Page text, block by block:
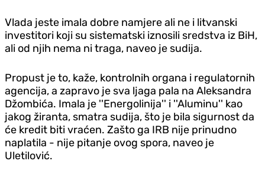
Vlada jeste imala dobre namjere ali ne i litvanski
investitori koji su sistematski iznosili sredstva iz BiH,
ali od njih nema ni traga, naveo je sudija.
Propust je to, kaže, kontrolnih organa i regulatornih
agencija, a zapravo je sva ljaga pala na Aleksandra
Džombića. Imala je ''Energolinija'' i ''Aluminu'' kao
jakog žiranta, smatra sudija, što je bila sigurnost da
će kredit biti vraćen. Zašto ga IRB nije prinudno
naplatila - nije pitanje ovog spora, naveo je
Uletilović.